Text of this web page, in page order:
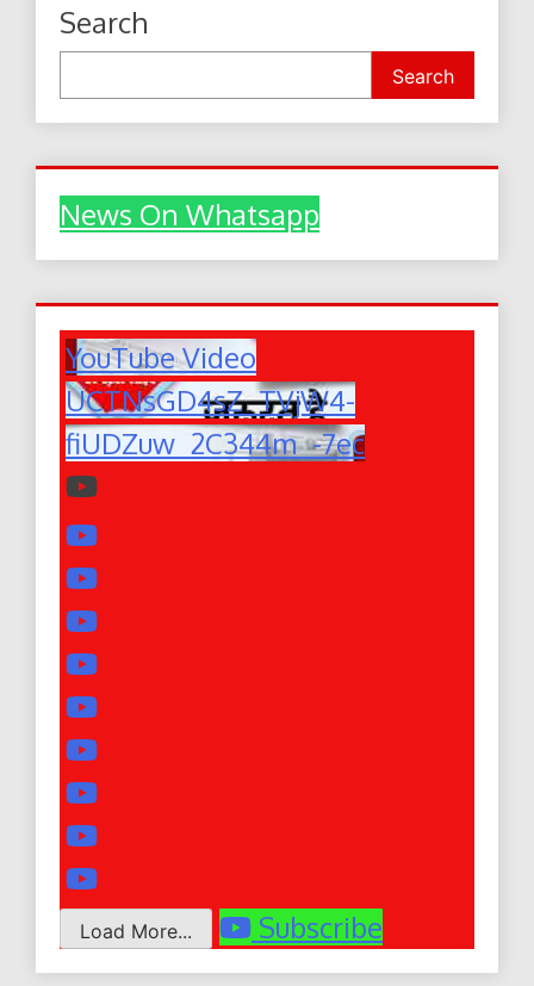
Search
Search
News On Whatsapp
YouTube Video
UCTNsGD4sZ_TVjW4-
fiUDZuw_2C344m_-7ec
Load More... Subscribe